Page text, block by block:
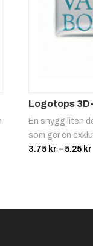
Logotops
En snygg liten
som ger en
3.75 kr – 5.25 kr